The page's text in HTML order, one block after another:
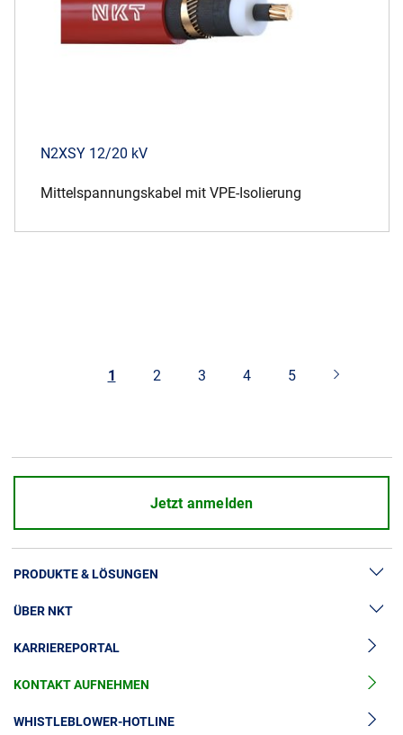
N2XSY 12/20 kV
Mittelspannungskabel mit VPE-Isolierung
1 2 3 4 5
Jetzt anmelden
PRODUKTE & LÖSUNGEN
Hochspannung
Kabelgarnituren
Mittelspannungskabel
Niederspannungskabel
ÜBER NKT
News & Presse
Unsere Geschichte
Investoren
KARRIEREPORTAL
KONTAKT AUFNEHMEN
WHISTLEBLOWER-HOTLINE